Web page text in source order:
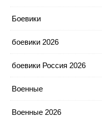
Боевики
боевики 2026
боевики Россия 2026
Военные
Военные 2026